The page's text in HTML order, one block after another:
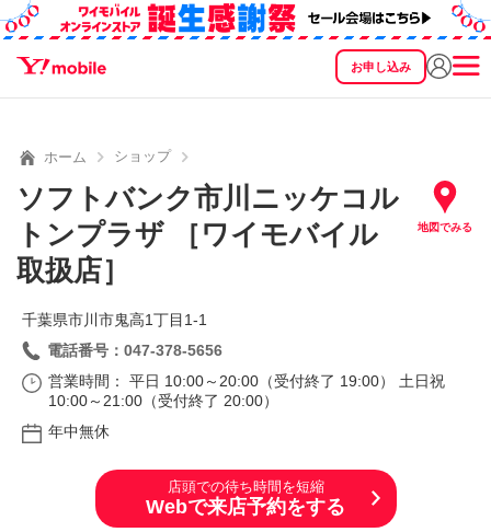
お申し込み
SEARCH
ホーム ショップ
ソフトバンク市川ニッケコル
トンプラザ ［ワイモバイル
取扱店］
地図でみる
千葉県市川市鬼高1丁目1‐1
電話番号：047-378-5656
営業時間： 平日 10:00～20:00（受付終了 19:00） 土日祝
10:00～21:00（受付終了 20:00）
年中無休
店頭での待ち時間を短縮
Webで来店予約をする